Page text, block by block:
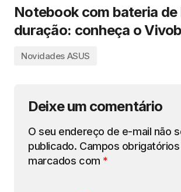
Notebook com bateria de
duração: conheça o
Novidades ASUS
Deixe um comentário
O seu endereço de e-mail não
publicado. Campos
marcados com *